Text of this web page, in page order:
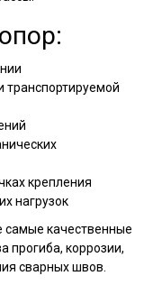
транспортируемой
крепления
нагрузок
самые качественные
прогиба, коррозии,
сварных швов.